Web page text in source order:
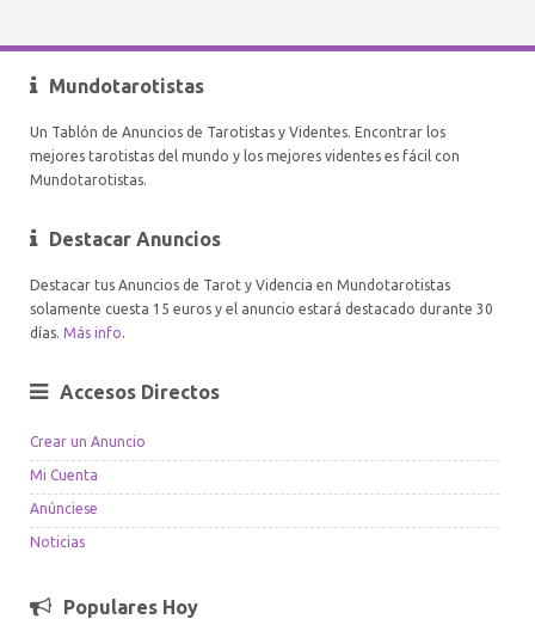
Mundotarotistas
Un Tablón de Anuncios de Tarotistas y Videntes. Encontrar los
mejores tarotistas del mundo y los mejores videntes es fácil con
Mundotarotistas.
Destacar Anuncios
Destacar tus Anuncios de Tarot y Videncia en Mundotarotistas
solamente cuesta 15 euros y el anuncio estará destacado durante 30
días. Más info
Accesos Directos
Crear un Anuncio
Mi Cuenta
Anúnciese
Noticias
Populares Hoy